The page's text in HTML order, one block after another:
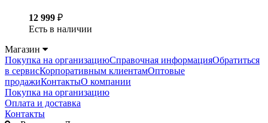
12 999 ₽
Есть в наличии
Магазин
Покупка на организациюСправочная информацияОбратиться
в сервисКорпоративным клиентамОптовые
продажиКонтактыО компании
Покупка на организацию
Оплата и доставка
Контакты